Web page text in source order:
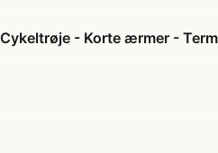
- Korte ærmer -